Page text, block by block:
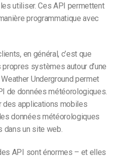
utiliser. Ces API permettent
programmatique avec
en général, c’est que
systèmes autour d’une
Underground permet
de données météorologiques.
des applications mobiles
données météorologiques
un site web.
API sont énormes – et elles